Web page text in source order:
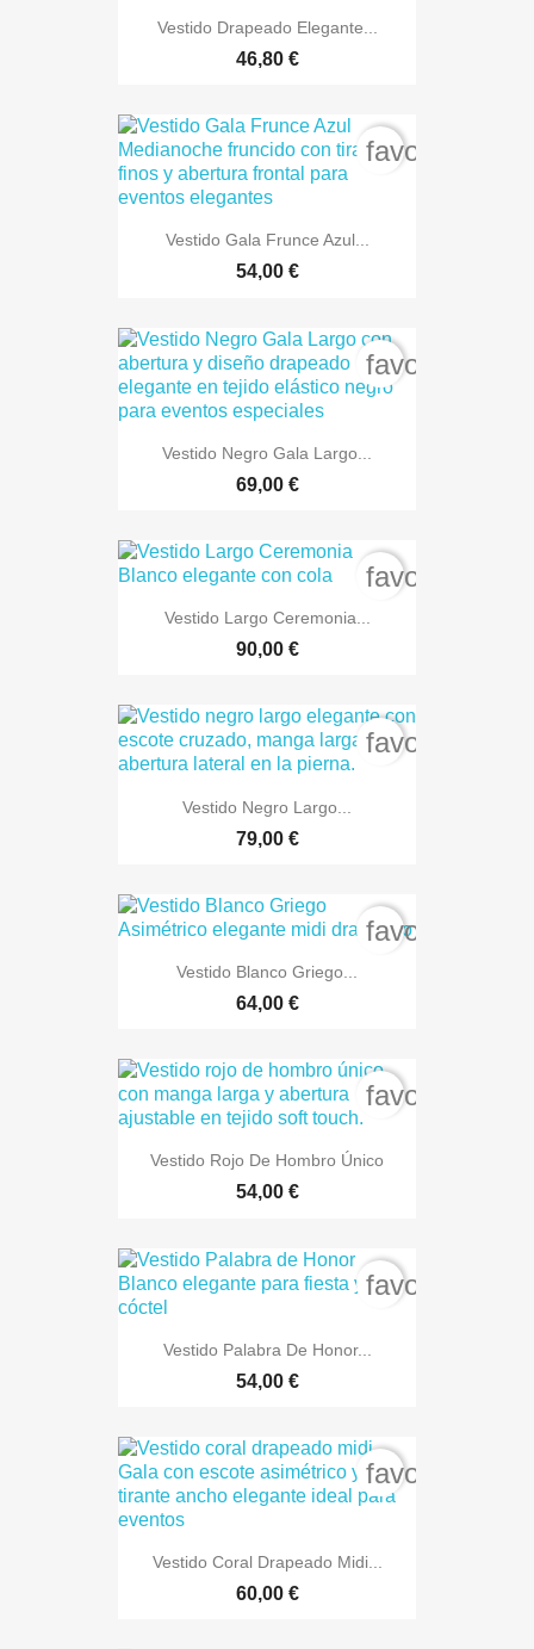
Vestido Drapeado Elegante...
46,80 €
Vestido Gala Frunce Azul...
54,00 €
Vestido Negro Gala Largo...
69,00 €
Vestido Largo Ceremonia...
90,00 €
Vestido Negro Largo...
79,00 €
Vestido Blanco Griego...
64,00 €
Vestido Rojo De Hombro Único
54,00 €
Vestido Palabra De Honor...
54,00 €
Vestido Coral Drapeado Midi...
60,00 €